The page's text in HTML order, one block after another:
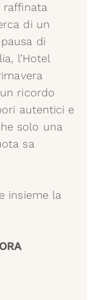
raffinata
di un
di
l’Hotel
ricordo
autentici e
solo una
sa
insieme la